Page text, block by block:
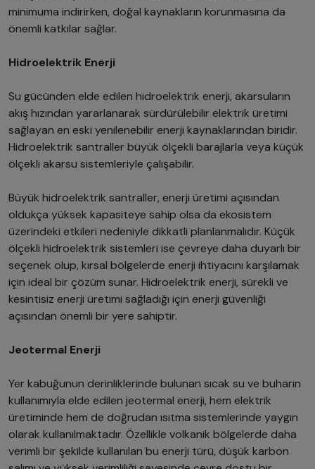
minimuma indirirken, doğal kaynakların korunmasına da
önemli katkılar sağlar.
Hidroelektrik Enerji
Su gücünden elde edilen hidroelektrik enerji, akarsuların
akış hızından yararlanarak sürdürülebilir elektrik üretimi
sağlayan en eski yenilenebilir enerji kaynaklarından biridir.
Hidroelektrik santraller büyük ölçekli barajlarla veya küçük
ölçekli akarsu sistemleriyle çalışabilir.
Büyük hidroelektrik santraller, enerji üretimi açısından
oldukça yüksek kapasiteye sahip olsa da ekosistem
üzerindeki etkileri nedeniyle dikkatli planlanmalıdır. Küçük
ölçekli hidroelektrik sistemleri ise çevreye daha duyarlı bir
seçenek olup, kırsal bölgelerde enerji ihtiyacını karşılamak
için ideal bir çözüm sunar. Hidroelektrik enerji, sürekli ve
kesintisiz enerji üretimi sağladığı için enerji güvenliği
açısından önemli bir yere sahiptir.
Jeotermal Enerji
Yer kabuğunun derinliklerinde bulunan sıcak su ve buharın
kullanımıyla elde edilen jeotermal enerji, hem elektrik
üretiminde hem de doğrudan ısıtma sistemlerinde yaygın
olarak kullanılmaktadır. Özellikle volkanik bölgelerde daha
verimli bir şekilde kullanılan bu enerji türü, düşük karbon